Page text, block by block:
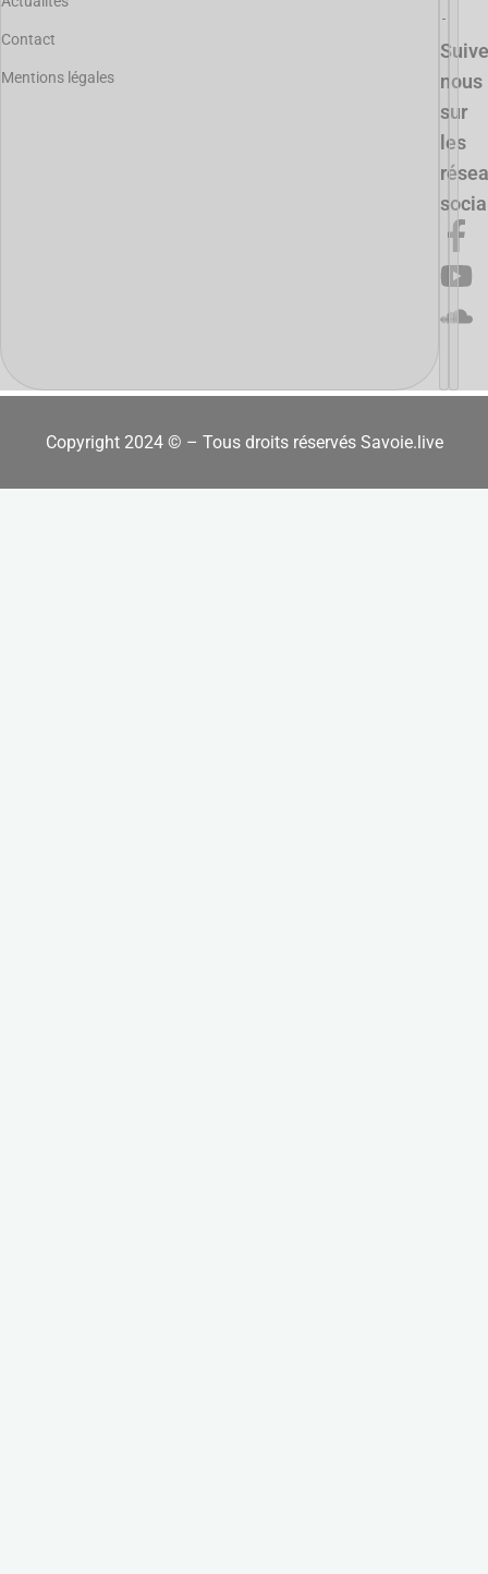
Contact
Mentions légales
nous
sur
les
Copyright 2024 © – Tous droits réservés Savoie.live